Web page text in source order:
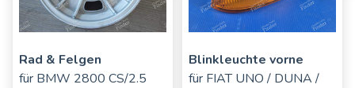
Rad & Felgen
für BMW 2800 CS/2.5
Blinkleuchte vorne
für FIAT UNO / DUNA /